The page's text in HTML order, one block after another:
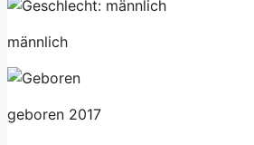
männlich
geboren 2017